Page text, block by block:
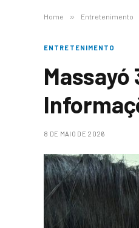
Home » Entretenimento
ENTRETENIMENTO
8 DE MAIO DE 2026